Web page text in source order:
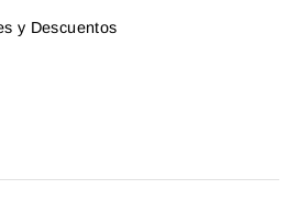
y Descuentos